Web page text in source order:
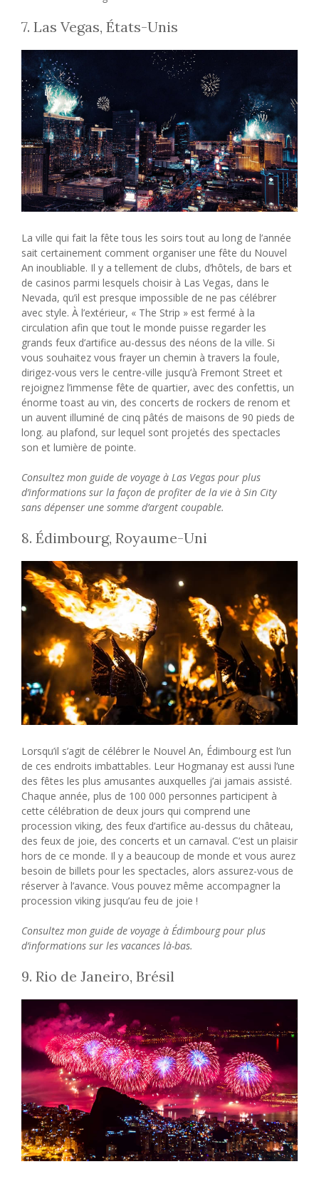
7. Las Vegas, États-Unis
La ville qui fait la fête tous les soirs tout au long de l’année
sait certainement comment organiser une fête du Nouvel
An inoubliable. Il y a tellement de clubs, d’hôtels, de bars et
de casinos parmi lesquels choisir à Las Vegas, dans le
Nevada, qu’il est presque impossible de ne pas célébrer
avec style. À l’extérieur, « The Strip » est fermé à la
circulation afin que tout le monde puisse regarder les
grands feux d’artifice au-dessus des néons de la ville. Si
vous souhaitez vous frayer un chemin à travers la foule,
dirigez-vous vers le centre-ville jusqu’à Fremont Street et
rejoignez l’immense fête de quartier, avec des confettis, un
énorme toast au vin, des concerts de rockers de renom et
un auvent illuminé de cinq pâtés de maisons de 90 pieds de
long. au plafond, sur lequel sont projetés des spectacles
son et lumière de pointe.
Consultez mon guide de voyage à Las Vegas pour plus
d’informations sur la façon de profiter de la vie à Sin City
sans dépenser une somme d’argent coupable.
8. Édimbourg, Royaume-Uni
Lorsqu’il s’agit de célébrer le Nouvel An, Édimbourg est l’un
de ces endroits imbattables. Leur Hogmanay est aussi l’une
des fêtes les plus amusantes auxquelles j’ai jamais assisté.
Chaque année, plus de 100 000 personnes participent à
cette célébration de deux jours qui comprend une
procession viking, des feux d’artifice au-dessus du château,
des feux de joie, des concerts et un carnaval. C’est un plaisir
hors de ce monde. Il y a beaucoup de monde et vous aurez
besoin de billets pour les spectacles, alors assurez-vous de
réserver à l’avance. Vous pouvez même accompagner la
procession viking jusqu’au feu de joie !
Consultez mon guide de voyage à Édimbourg pour plus
d’informations sur les vacances là-bas.
9. Rio de Janeiro, Brésil